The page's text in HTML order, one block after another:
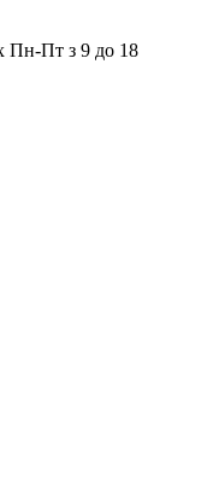
Пн-Пт з 9 до 18